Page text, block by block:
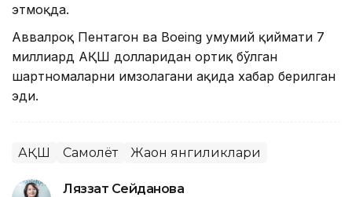
этмоқда.
Аввалроқ Пентагон ва Boeing умумий қиймати 7
миллиард АҚШ долларидан ортиқ бўлган
шартномаларни имзолагани ҳақида хабар берилган
эди.
АҚШ Самолёт Жаҳон янгиликлари
Ляззат Сейданова